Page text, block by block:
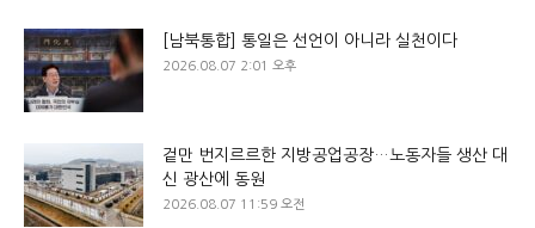
[남북통합] 통일은 선언이 아니라 실천이다
2026.08.07 2:01 오후
겉만 번지르르한 지방공업공장…노동자들 생산 대
신 광산에 동원
2026.08.07 11:59 오전